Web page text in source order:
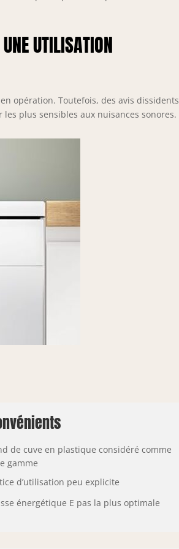
UTILISATION
opération. Toutefois, des avis dissidents
plus sensibles aux nuisances sonores.
de cuve en plastique considéré comme
gamme
d’utilisation peu explicite
énergétique E pas la plus optimale